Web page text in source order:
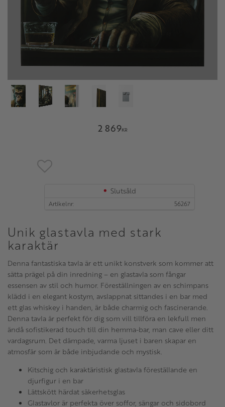
2 869KR
Lägg till i favoriter
Slutsåld
Artikelnr 56267
Unik glastavla med stark
karaktär
Denna fantastiska tavla är ett unikt konstverk som kommer att
sätta prägel på din inredning – en glastavla som fångar
essensen av stil och humor. Föreställningen av en schimpans
klädd i en elegant kostym, avslappnat sittandes i en bar med
ett glas whiskey i handen, är både charmig och fascinerande.
Denna tavla är perfekt för dig som vill tillföra en lekfull men
ändå sofistikerad touch till din hemma-bar, man cave eller ditt
vardagsrum. Det dämpade, varma ljuset i baren skapar en
atmosfär som är både inbjudande och mystisk.
Kitschig och karaktäristisk glastavla föreställande en
djurfigur i en bar
Lättskött härdat säkerhetsglas
Glastavlor är perfekta över soffor, sängar och sidobord